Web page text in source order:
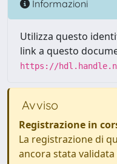
Informazioni
Utilizza questo
link a questo
https://
Avviso
Registrazione in
La registrazione di
ancora stata validata